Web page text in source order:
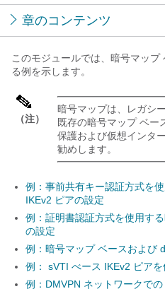
章のコンテンツ
このモジュールでは、暗号マッ
る例を示します。
（注）
暗号マップは、レガシ
既存の暗号マップ ベー
保護および仮想インタ
勧めします。
例：事前共有キー認証方式を
IKEv2 ピアの設定
例：証明書認証方式を使用す
の設定
例：暗号マップ ベースおよび
例： sVTI べース IKEv2 ピア
例：DMVPN ネットワークで